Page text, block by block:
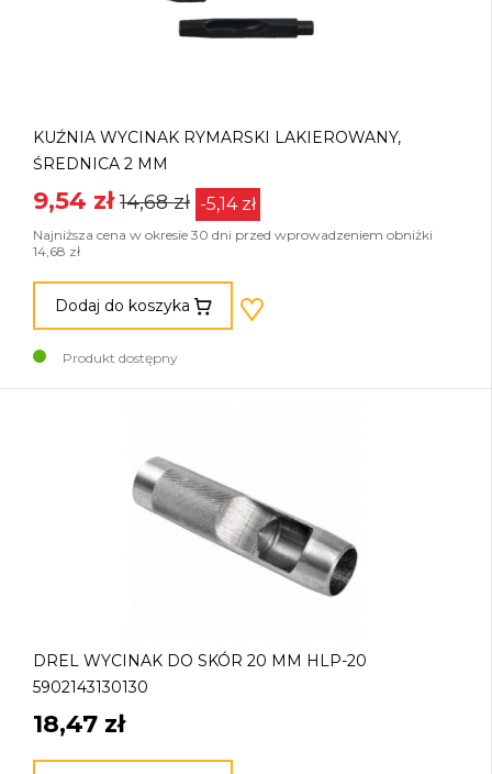
KUŹNIA WYCINAK RYMARSKI LAKIEROWANY,
ŚREDNICA 2 MM
9,54 zł 14,68 zł -5,14 zł
Najniższa cena w okresie 30 dni przed wprowadzeniem obniżki
14,68 zł
Dodaj do koszyka
Produkt dostępny
DREL WYCINAK DO SKÓR 20 MM HLP-20
5902143130130
18,47 zł